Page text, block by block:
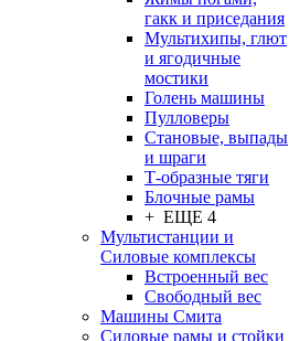
гакк и приседания
Мультихипы, глют
и ягодичные
мостики
Голень машины
Пулловеры
Становые, выпады
и шраги
Т-образные тяги
Блочные рамы
+ ЕЩЕ 4
Мультистанции и
Силовые комплексы
Встроенный вес
Свободный вес
Машины Смита
Силовые рамы и стойки